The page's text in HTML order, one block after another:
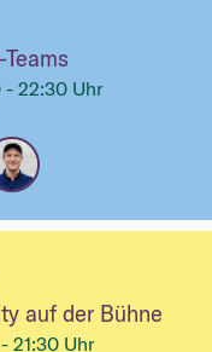
22:30 Uhr
auf der Bühne
21:30 Uhr